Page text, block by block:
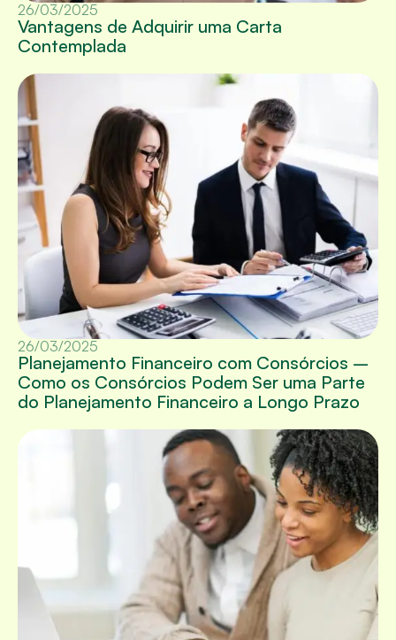
26/03/2025
Vantagens de Adquirir uma Carta
Contemplada
26/03/2025
Planejamento Financeiro com Consórcios –
Como os Consórcios Podem Ser uma Parte
do Planejamento Financeiro a Longo Prazo